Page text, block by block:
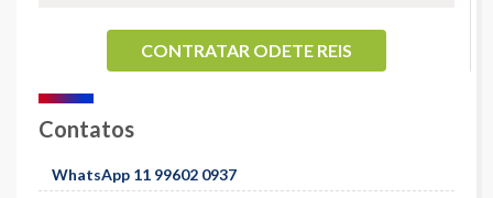
CONTRATAR ODETE REIS
Contatos
WhatsApp 11 99602 0937